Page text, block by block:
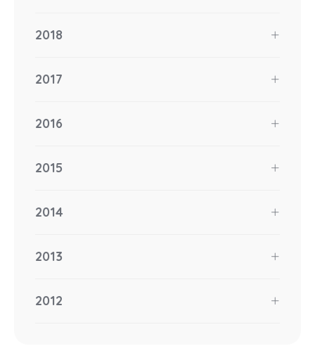
2018
2017
2016
2015
2014
2013
2012